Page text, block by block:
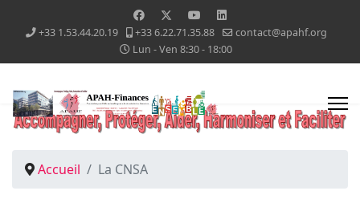
+33 1.53.44.20.19 +33 6.22.71.35.88
contact@apahf.org
Lun - Ven 8:30 - 18:00
Accueil La CNSA